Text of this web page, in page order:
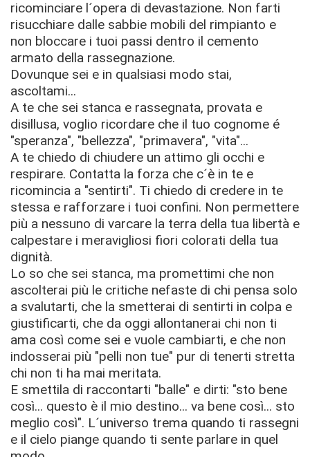
ricominciare l´opera di devastazione. Non farti
risucchiare dalle sabbie mobili del rimpianto e
non bloccare i tuoi passi dentro il cemento
armato della rassegnazione.
Dovunque sei e in qualsiasi modo stai,
ascoltami...
A te che sei stanca e rassegnata, provata e
disillusa, voglio ricordare che il tuo cognome é
"speranza", "bellezza", "primavera", "vita"...
A te chiedo di chiudere un attimo gli occhi e
respirare. Contatta la forza che c´è in te e
ricomincia a "sentirti". Ti chiedo di credere in te
stessa e rafforzare i tuoi confini. Non permettere
più a nessuno di varcare la terra della tua libertà e
calpestare i meravigliosi fiori colorati della tua
dignità.
Lo so che sei stanca, ma promettimi che non
ascolterai più le critiche nefaste di chi pensa solo
a svalutarti, che la smetterai di sentirti in colpa e
giustificarti, che da oggi allontanerai chi non ti
ama così come sei e vuole cambiarti, e che non
indosserai più "pelli non tue" pur di tenerti stretta
chi non ti ha mai meritata.
E smettila di raccontarti "balle" e dirti: "sto bene
così... questo è il mio destino... va bene così... sto
meglio così". L´universo trema quando ti rassegni
e il cielo piange quando ti sente parlare in quel